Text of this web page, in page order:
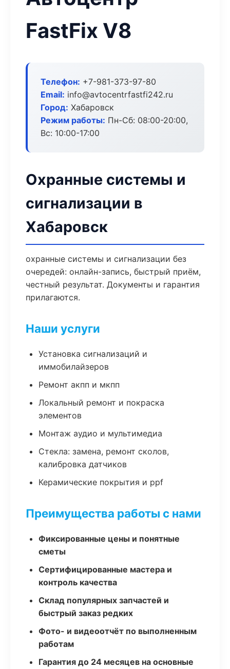
FastFix V8
Телефон: +7-981-373-97-80
Email: info@avtocentrfastfi242.ru
Город: Хабаровск
Режим работы: Пн-Сб: 08:00-20:00,
Вс: 10:00-17:00
Охранные системы и
сигнализации в
Хабаровск
охранные системы и сигнализации без
очередей: онлайн-запись, быстрый приём,
честный результат. Документы и гарантия
прилагаются.
Наши услуги
Установка сигнализаций и
иммобилайзеров
Ремонт акпп и мкпп
Локальный ремонт и покраска
элементов
Монтаж аудио и мультимедиа
Стекла: замена, ремонт сколов,
калибровка датчиков
Керамические покрытия и ppf
Преимущества работы с нами
Фиксированные цены и понятные
сметы
Сертифицированные мастера и
контроль качества
Склад популярных запчастей и
быстрый заказ редких
Фото- и видеоотчёт по выполненным
работам
Гарантия до 24 месяцев на основные